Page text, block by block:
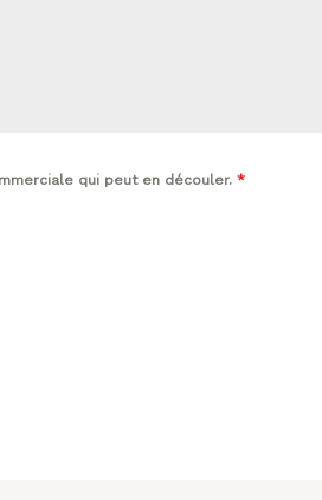
qui peut en découler. *